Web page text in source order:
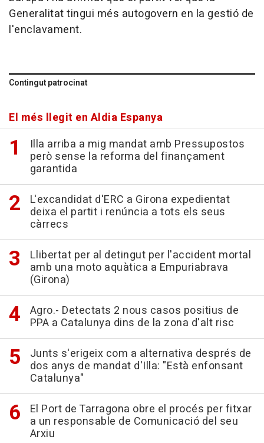
Generalitat tingui més autogovern en la gestió de
l'enclavament.
Contingut patrocinat
El més llegit en Aldia Espanya
Illa arriba a mig mandat amb Pressupostos
però sense la reforma del finançament
garantida
L'excandidat d'ERC a Girona expedientat
deixa el partit i renúncia a tots els seus
càrrecs
Llibertat per al detingut per l'accident mortal
amb una moto aquàtica a Empuriabrava
(Girona)
Agro.- Detectats 2 nous casos positius de
PPA a Catalunya dins de la zona d'alt risc
Junts s'erigeix com a alternativa després de
dos anys de mandat d'Illa: "Està enfonsant
Catalunya"
El Port de Tarragona obre el procés per fitxar
a un responsable de Comunicació del seu
Arxiu